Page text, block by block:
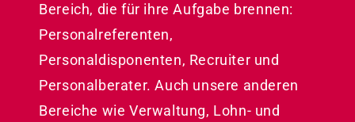
Bereich, die für ihre Aufgabe brennen:
Personalreferenten,
Personaldisponenten, Recruiter und
Personalberater. Auch unsere anderen
Bereiche wie Verwaltung, Lohn- und